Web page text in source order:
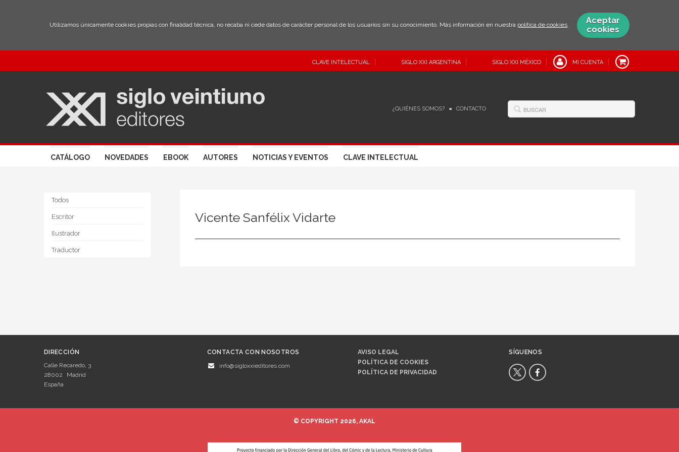
Utilizamos únicamente cookies propias con finalidad técnica, no recaba ni cede datos de carácter personal de los usuarios sin su conocimiento. Más información en nuestra política de cookies.
Aceptar
cookies
CLAVE INTELECTUAL SIGLO XXI ARGENTINA SIGLO XXI MÉXICO MI CUENTA
¿QUIÉNES SOMOS? CONTACTO
CATÁLOGO NOVEDADES EBOOK AUTORES NOTICIAS Y EVENTOS CLAVE INTELECTUAL
Todos
Escritor
Ilustrador
Traductor
Vicente Sanfélix Vidarte
DIRECCIÓN
Calle Recaredo, 3
28002
Madrid
España
CONTACTA CON NOSOTROS
info@sigloxxieditores.com
AVISO LEGAL
POLÍTICA DE COOKIES
POLÍTICA DE PRIVACIDAD
SÍGUENOS
© COPYRIGHT 2026, AKAL